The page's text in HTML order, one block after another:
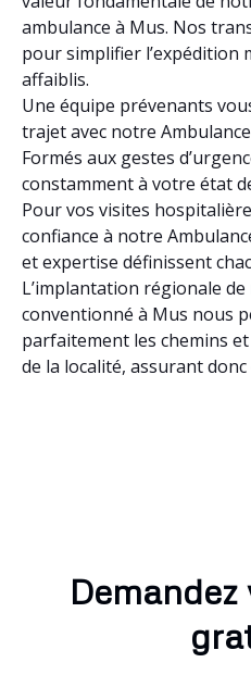
ambulance à Mus. Nos
pour simplifier l’expédition
affaiblis.
Une équipe prévenants
trajet avec notre
Formés aux gestes
constamment à votre état
Pour vos visites
confiance à notre
et expertise définissent
L’implantation régionale
conventionné à Mus nous
parfaitement les chemins
de la localité, assurant